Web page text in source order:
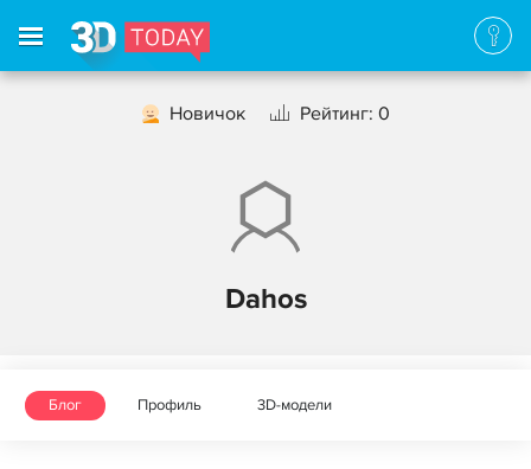
Новичок Рейтинг: 0
Dahos
Блог Профиль 3D-модели